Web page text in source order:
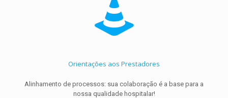
Orientações aos Prestadores
Alinhamento de processos: sua colaboração é a base para a
nossa qualidade hospitalar!